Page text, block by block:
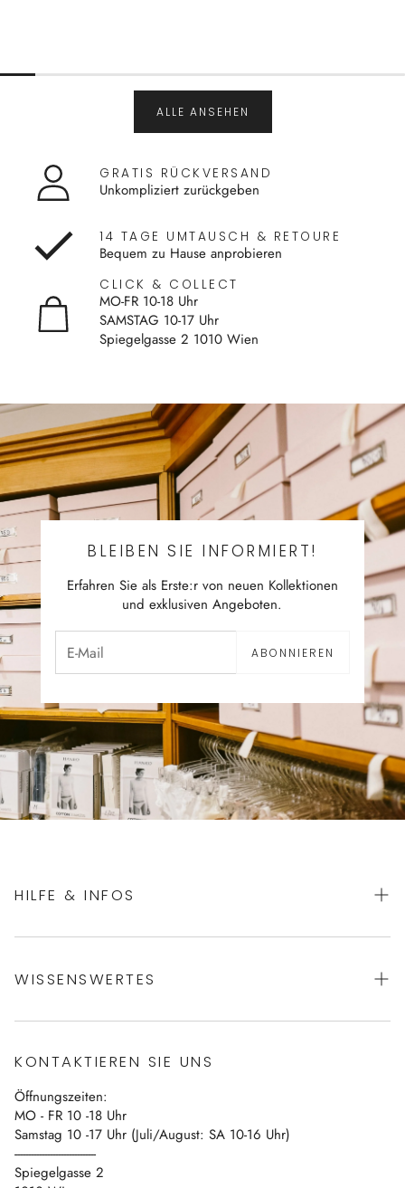
ALLE ANSEHEN
GRATIS RÜCKVERSAND
Unkompliziert zurückgeben
14 TAGE UMTAUSCH & RETOURE
Bequem zu Hause anprobieren
CLICK & COLLECT
MO-FR 10-18 Uhr
SAMSTAG 10-17 Uhr
Spiegelgasse 2 1010 Wien
BLEIBEN SIE INFORMIERT!
Erfahren Sie als Erste:r von neuen Kollektionen
und exklusiven Angeboten.
ABONNIEREN
HILFE & INFOS
Datenschutz
Impressum
Vertrag widerrufen
WISSENSWERTES
Blog
Kontakt
KONTAKTIEREN SIE UNS
Öffnungszeiten:
MO - FR 10 -18 Uhr
Samstag 10 -17 Uhr (Juli/August: SA 10-16 Uhr)
------------------------------
Spiegelgasse 2